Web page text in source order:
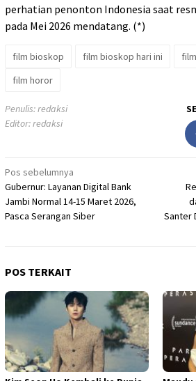
perhatian penonton Indonesia saat
pada Mei 2026 mendatang. (*)
film bioskop film bioskop hari ini
film horor
Penulis: redaksi
Editor: redaksi
Navigasi
pos
Pos sebelumnya
Gubernur: Layanan Digital Bank
Jambi Normal 14-15 Maret 2026,
Pasca Serangan Siber
Santer
POS TERKAIT